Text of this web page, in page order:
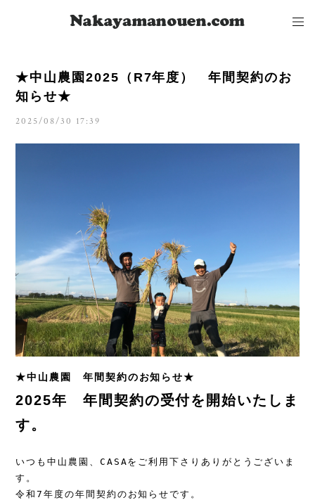
★中山農園2025（R7年度） 年間契約のお
知らせ★
2025/08/30 17:39
★中山農園 年間契約のお知らせ★
2025年 年間契約の受付を開始いたしま
す。
いつも中山農園、CASAをご利用下さりありがとうございま
す。
令和7年度の年間契約のお知らせです。